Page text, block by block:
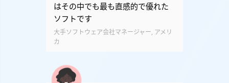
はその中でも最も直感的で優れた
ソフトです
大手ソフトウェア会社マネージャー, アメリ
カ